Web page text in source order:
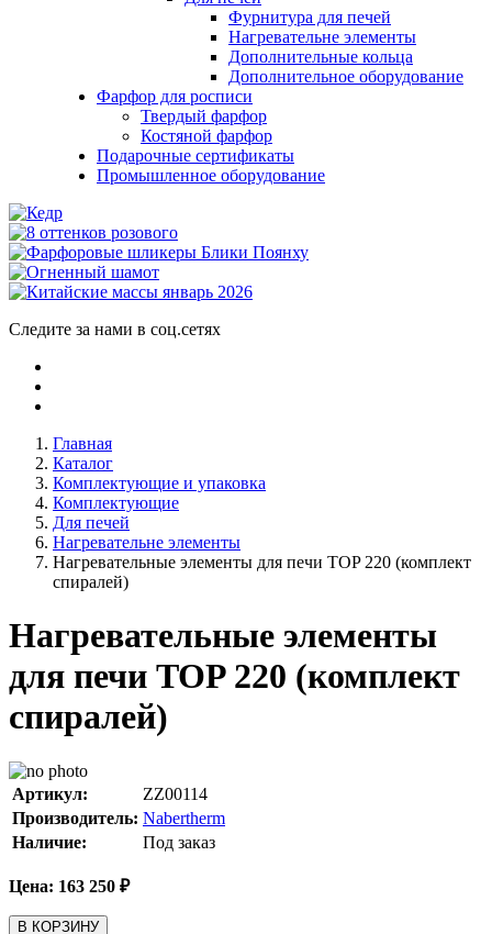
Фурнитура для печей
Нагревательне элементы
Дополнительные кольца
Дополнительное оборудование
Фарфор для росписи
Твердый фарфор
Костяной фарфор
Подарочные сертификаты
Промышленное оборудование
Следите за нами в соц.сетях
Главная
Каталог
Комплектующие и упаковка
Комплектующие
Для печей
Нагревательне элементы
Нагревательные элементы для печи TOP 220 (комплект
спиралей)
Нагревательные элементы
для печи TOP 220 (комплект
спиралей)
Артикул:
ZZ00114
Производитель: Nabertherm
Наличие:
Под заказ
Цена: 163 250 ₽
В КОРЗИНУ